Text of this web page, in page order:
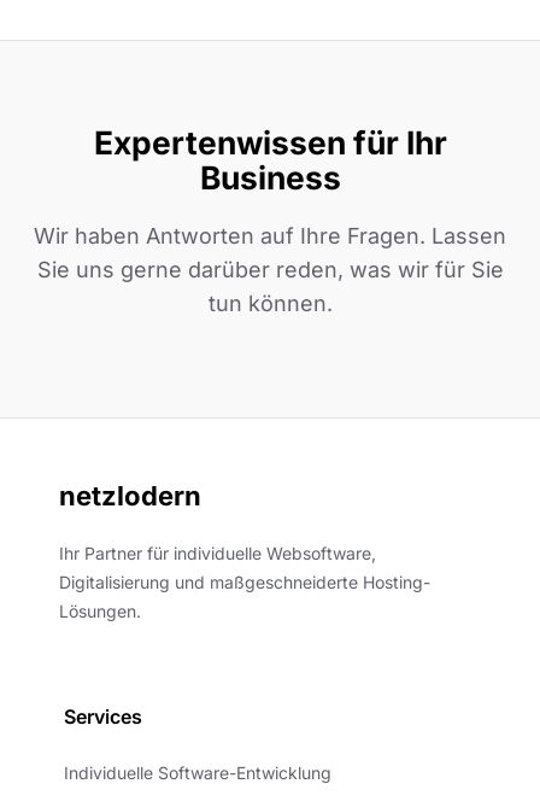
Expertenwissen für Ihr
Business
Wir haben Antworten auf Ihre Fragen. Lassen
Sie uns gerne darüber reden, was wir für Sie
tun können.
netzlodern
Ihr Partner für individuelle Websoftware,
Digitalisierung und maßgeschneiderte Hosting-
Lösungen.
Services
Individuelle Software-Entwicklung